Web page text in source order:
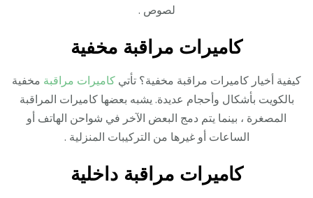
لصوص .
كاميرات مراقبة مخفية
كيفية أخيار كاميرات مراقبة مخفية؟ تأتي كاميرات مراقبة مخفية
بالكويت بأشكال وأحجام عديدة. يشبه بعضها كاميرات المراقبة
المصغرة ، بينما يتم دمج البعض الآخر في شواحن الهاتف أو
الساعات أو غيرها من التركيبات المنزلية .
كاميرات مراقبة داخلية